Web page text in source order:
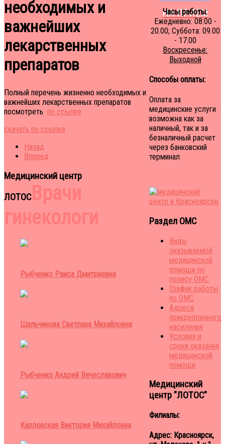
необходимых и
важнейших
лекарственных
препаратов
Полный перечень жизненно необходимых и
важнейших лекарственных препаратов
посмотреть по ссылке
скачать по ссылке
Назад
Вперед
Медицинский центр
ЛОТОСВрачи
гинекологи
Рыбченко Раиса Дмитриевна
Шальчинова Светлана Михайловна
Рыбченко Андрей Вячеславович
Карловская Виктория Михайловна
НА ПРИЕМ
Часы работы:
Ежедневно: 08:00 -
20.00; Суббота: 09.00
- 17.00
Воскресенье:
Выходной
Способы оплаты:
Оплата за
медицинские услуги
возможна как за
наличный, так и за
безналичный расчет
через банковский
терминал
Раздел ОМС
Виды
оказываемой
медицинской
помощи по
полису ОМС
График работы
по ОМС
Адреса
прикрепленного
населения
Условия и
сроки оказания
медицинской
помощи
Медицинский
центр "ЛОТОС"
Филиалы:
Адрес: Красноярск,